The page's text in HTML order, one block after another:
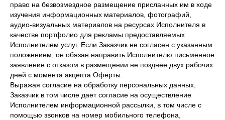
право на безвозмездное размещение присланных им в ходе
изучения информационных материалов, фотографий,
аудио-визуальных материалов на ресурсах Исполнителя в
качестве портфолио для рекламы предоставляемых
Исполнителем услуг. Если Заказчик не согласен с указанным
положением, он обязан направить Исполнителю письменное
заявление с отказом в размещении не позднее двух рабочих
дней с момента акцепта Оферты.
Выражая согласие на обработку персональных данных,
Заказчик в том числе дает согласие на осуществление
Исполнителем информационной рассылки, в том числе с
помощью звонков на номер мобильного телефона,